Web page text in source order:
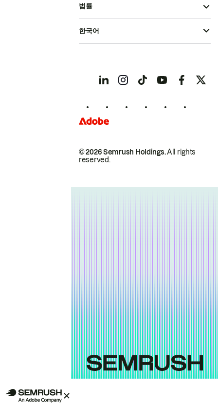
© 2026 Semrush Holdings.All rights
reserved.
법률
한국어